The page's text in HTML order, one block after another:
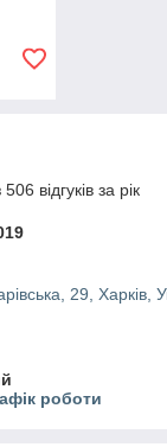
відгуків за рік
29, Харків,
роботи